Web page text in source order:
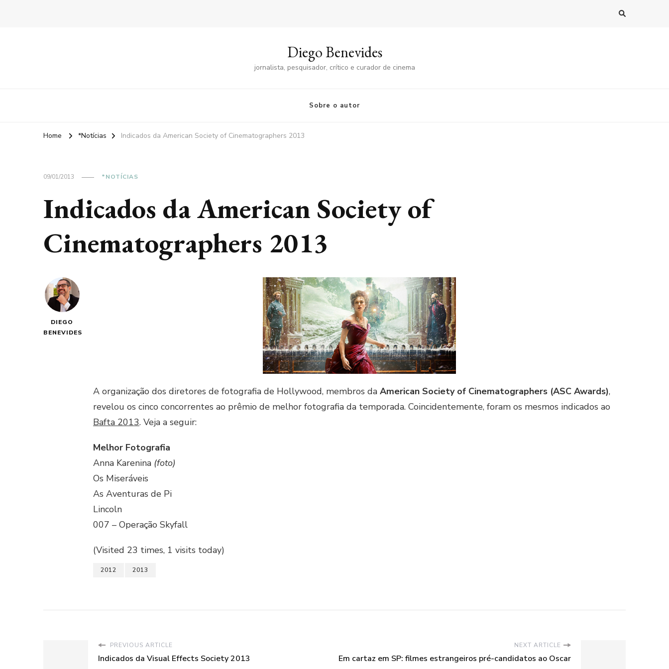
Diego Benevides
jornalista, pesquisador, crítico e curador de cinema
Sobre o autor
Home *Notícias Indicados da American Society of Cinematographers 2013
09/01/2013 *NOTÍCIAS
Indicados da American Society of
Cinematographers 2013
DIEGO
BENEVIDES
A organização dos diretores de fotografia de Hollywood, membros da American Society of Cinematographers (ASC Awards),
revelou os cinco concorrentes ao prêmio de melhor fotografia da temporada. Coincidentemente, foram os mesmos indicados ao
Bafta 2013. Veja a seguir:
Melhor Fotografia
Anna Karenina (foto)
Os Miseráveis
As Aventuras de Pi
Lincoln
007 – Operação Skyfall
(Visited 23 times, 1 visits today)
2012 2013
PREVIOUS ARTICLE
Indicados da Visual Effects Society 2013
NEXT ARTICLE
Em cartaz em SP: filmes estrangeiros pré-candidatos ao Oscar